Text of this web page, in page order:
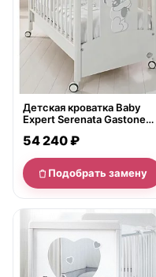
Детская кроватка Baby
Expert Serenata Gastone
Гастон
54 240 ₽
Подобрать замену